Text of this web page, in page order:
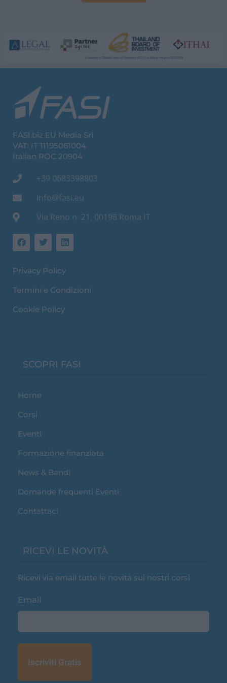
FASI.biz EU Media Srl
VAT: IT 11195061004
Italian ROC 20904
+39 0683398803
info@fasi.eu
Via Reno n. 21, 00198 Roma IT
F
a
c
b
o
T
w
i
t
r
L
i
n
e
i
Privacy Policy
Termini e Condizioni
Cookie Policy
SCOPRI FASI
Home
Corsi
Eventi
Formazione finanziata
News & Bandi
Domande frequenti Eventi
Contattaci
RICEVI LE NOVITÀ
Ricevi via email tutte le novità sui nostri corsi
Email